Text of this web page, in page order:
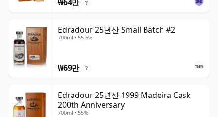
₩64만 ?
Edradour 25년산 Small Batch #2
700ml • 55.6%
₩69만 ?
Edradour 25년산 1999 Madeira Cask
200th Anniversary
700ml • 55%